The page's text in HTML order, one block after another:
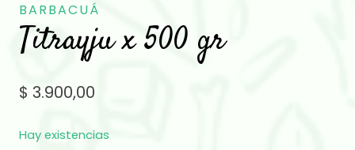
BARBACUÁ
Titrayju x 500 gr
$ 3.900,00
Hay existencias